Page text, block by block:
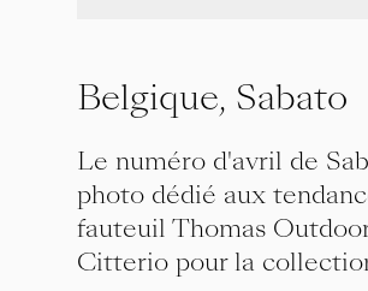
Belgique, Sabato
Le numéro d'avril de
photo dédié aux
fauteuil Thomas
Citterio pour la